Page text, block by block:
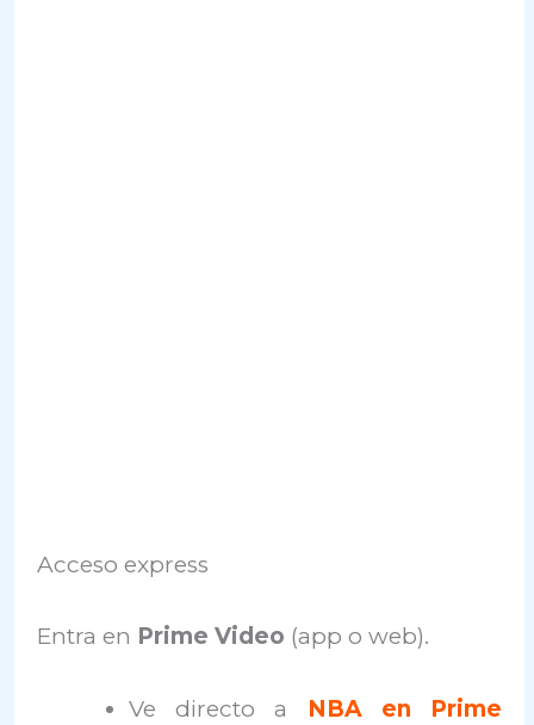
Acceso express
Entra en Prime Video (app o web).
Ve directo a
NBA en Prime